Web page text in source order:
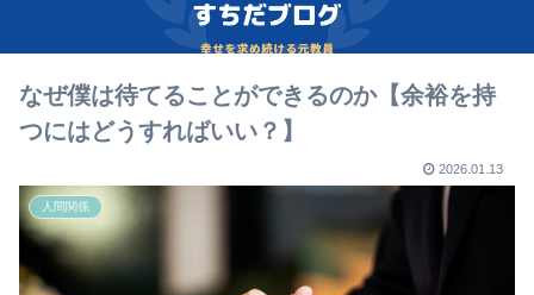
なぜ僕は待てることができるのか【余裕を持
つにはどうすればいい？】
2026.01.13
人間関係